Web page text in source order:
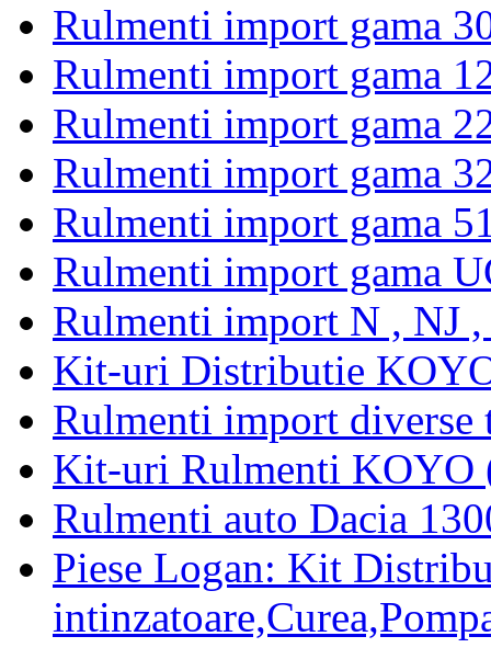
Rulmenti import gama
Rulmenti import gama
Rulmenti import gama
Rulmenti import gama
Rulmenti import gama
Rulmenti import gama
Rulmenti import N , NJ
Kit-uri Distributie
Rulmenti import
Kit-uri Rulmenti KOYO
Rulmenti auto Dacia
Piese Logan: Kit